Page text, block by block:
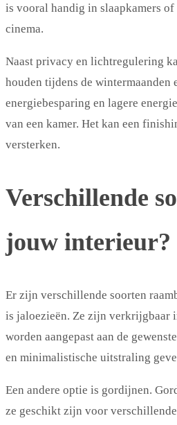
is vooral handig in slaapkamers
cinema.
Naast privacy en lichtregulering
houden tijdens de wintermaanden
energiebesparing en lagere
van een kamer. Het kan een
versterken.
Verschillende
jouw interieur?
Er zijn verschillende soorten
is jaloezieën. Ze zijn verkrijgbaar
worden aangepast aan de
en minimalistische uitstraling
Een andere optie is gordijnen.
ze geschikt zijn voor